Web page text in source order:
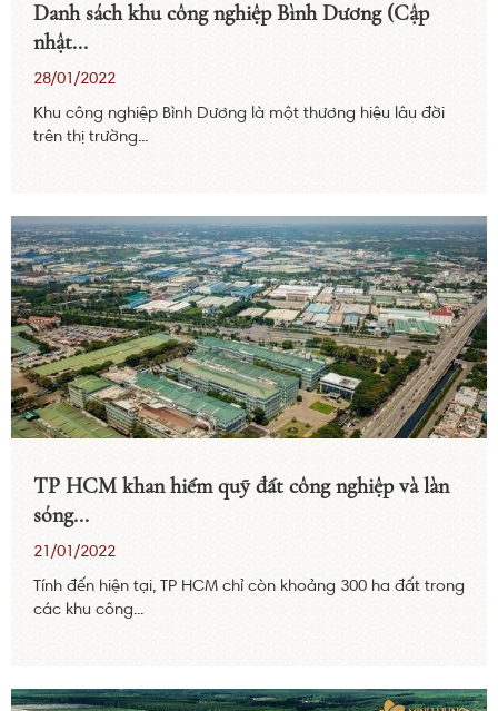
Danh sách khu công nghiệp Bình Dương (Cập
nhật...
28/01/2022
Khu công nghiệp Bình Dương là một thương hiệu lâu đời
trên thị trường...
TP HCM khan hiếm quỹ đất công nghiệp và làn
sóng...
21/01/2022
Tính đến hiện tại, TP HCM chỉ còn khoảng 300 ha đất trong
các khu công...